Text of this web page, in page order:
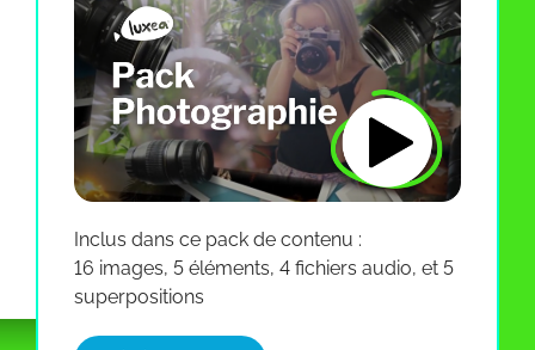
Inclus dans ce pack de contenu :
16 images, 5 éléments, 4 fichiers audio, et 5
superpositions